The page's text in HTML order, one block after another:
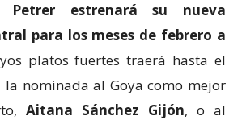
Petrer estrenará su nueva
para los meses de febrero a
platos fuertes traerá hasta el
la nominada al Goya como mejor
Aitana Sánchez Gijón, o al